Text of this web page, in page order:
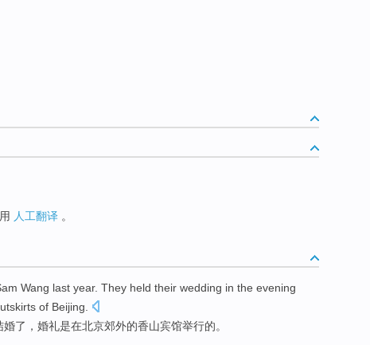
人工翻译 。
Wang last year. They held their wedding in the evening
of Beijing
婚了 ， 婚礼是在北京郊外的香山宾馆举行的。